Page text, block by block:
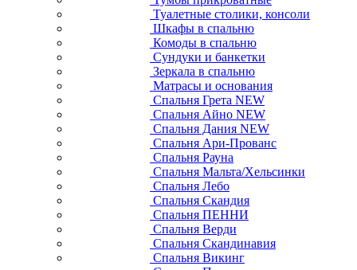
Туалетные столики, консоли
Шкафы в спальню
Комоды в спальню
Сундуки и банкетки
Зеркала в спальню
Матрасы и основания
Спальня Грета NEW
Спальня Айно NEW
Спальня Дания NEW
Спальня Ари-Прованс
Спальня Рауна
Спальня Мальта/Хельсинки
Спальня Лебо
Спальня Скандия
Спальня ПЕННИ
Спальня Верди
Спальня Скандинавия
Спальня Викинг